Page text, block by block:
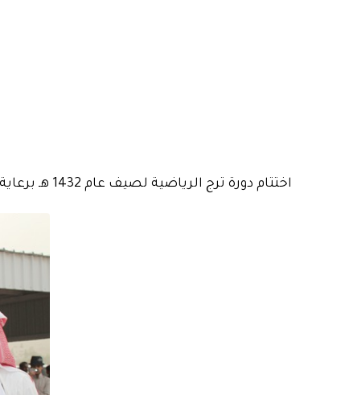
اختتام دورة ترج الرياضية لصيف عام 1432 هـ برعاية الهزاني